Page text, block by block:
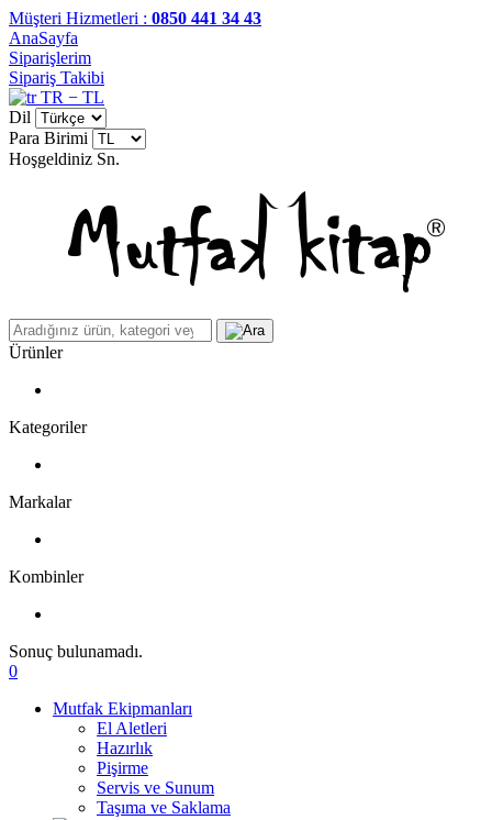
Müşteri Hizmetleri : 0850 441 34 43
AnaSayfa
Siparişlerim
Sipariş Takibi
TR − TL
Dil
Para Birimi
Hoşgeldiniz Sn.
Ürünler
Kategoriler
Markalar
Kombinler
Sonuç bulunamadı.
0
Mutfak Ekipmanları
El Aletleri
Hazırlık
Pişirme
Servis ve Sunum
Taşıma ve Saklama